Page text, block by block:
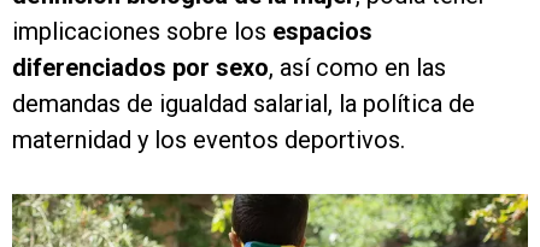
implicaciones sobre los espacios
diferenciados por sexo, así como en las
demandas de igualdad salarial, la política de
maternidad y los eventos deportivos.